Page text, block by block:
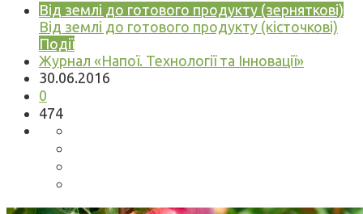
Від землі до готового продукту (зерняткові)
Від землі до готового продукту (кісточкові)
Події
Журнал «Напої. Технології та Інновації»
30.06.2016
0
474